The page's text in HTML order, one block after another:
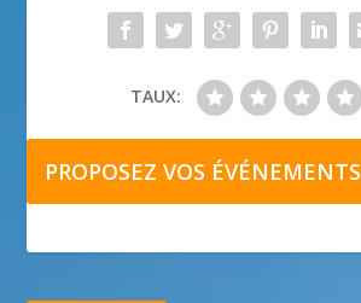
TAUX:
PROPOSEZ VOS ÉVÉNEMENTS